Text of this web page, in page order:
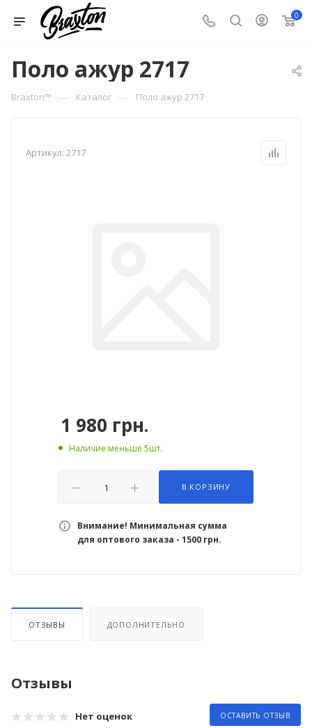
0
Поло ажур 2717
Braxton™ — Каталог — Поло ажур 2717
Артикул: 2717
1 980 грн.
Наличие меньше 5шт.
В КОРЗИНУ
Внимание! Минимальная сумма
для оптового заказа - 1500 грн.
ОТЗЫВЫ ДОПОЛНИТЕЛЬНО
Отзывы
Нет оценок ОСТАВИТЬ ОТЗЫВ